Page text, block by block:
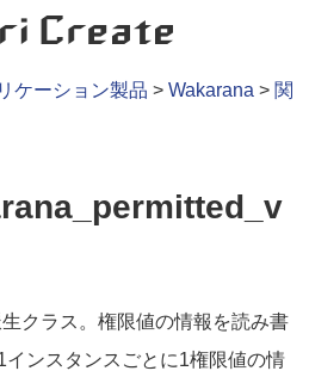
ケーション製品 > Wakarana > 関
クラス。権限値の情報を読み書
インスタンスごとに1権限値の情